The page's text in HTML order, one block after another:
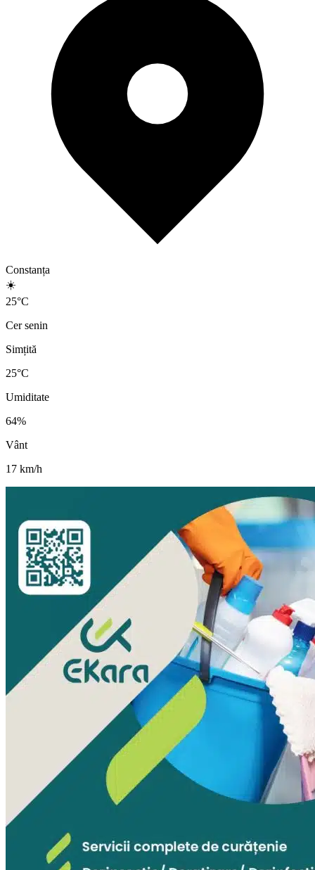
Constanța
☀️
25°C
Cer senin
Simțită
25°C
Umiditate
64%
Vânt
17 km/h